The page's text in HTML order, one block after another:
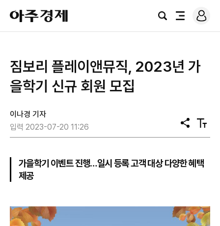
아
주
경
검
전
로
그
​짐보리 플레이앤뮤직, 2023년 가
을학기 신규 회원 모집
이나경 기자
입력 2023-07-20 11:26
공
유
텍
스
기
가을학기 이벤트 진행…일시 등록 고객 대상 다양한 혜택
제공